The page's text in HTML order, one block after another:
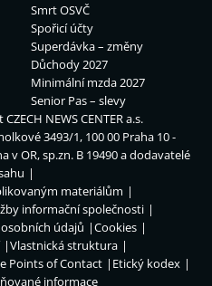
Smrt OSVČ
Spořicí účty
Superdávka – změny
Důchody 2027
Minimální mzda 2027
Senior Pas – slevy
CZECH NEWS CENTER a.s.
3493/1, 100 00 Praha 10 -
v OR, sp.zn. B 19490 a dodavatelé
materiálům
informační společnosti
údajů
Cookies
Vlastnická struktura
Points of Contact
Etický kodex
informace